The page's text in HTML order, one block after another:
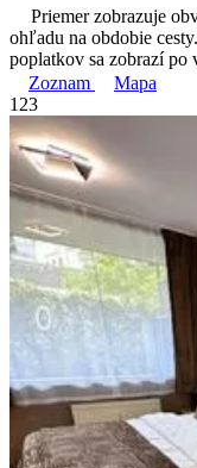
Priemer zobrazuje
ohľadu na obdobie
poplatkov sa zobrazí po
Zoznam
Mapa
1 23